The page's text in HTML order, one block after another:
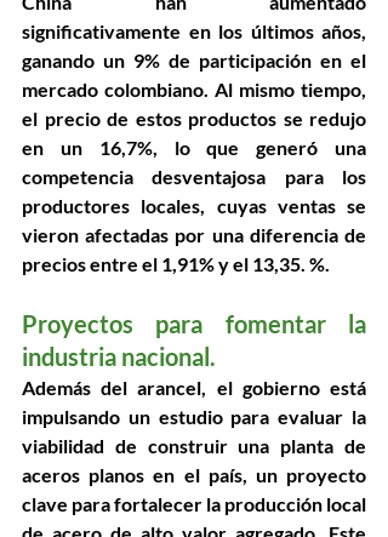
significativamente en los últimos años,
ganando un 9% de participación en el
mercado colombiano. Al mismo tiempo,
el precio de estos productos se redujo
en un 16,7%, lo que generó una
competencia desventajosa para los
productores locales, cuyas ventas se
vieron afectadas por una diferencia de
precios entre el 1,91% y el 13,35. %.
Proyectos para fomentar la
industria nacional.
Además del arancel, el gobierno está
impulsando un estudio para evaluar la
viabilidad de construir una planta de
aceros planos en el país, un proyecto
clave para fortalecer la producción local